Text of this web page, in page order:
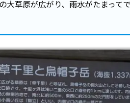
大草原が広がり、雨水がたまって